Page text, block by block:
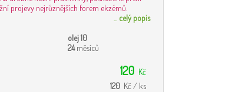
projevy nejrůznějších forem ekzémů.
celý popis
olej 10
24měsíců
120 Kč
120 Kč / ks